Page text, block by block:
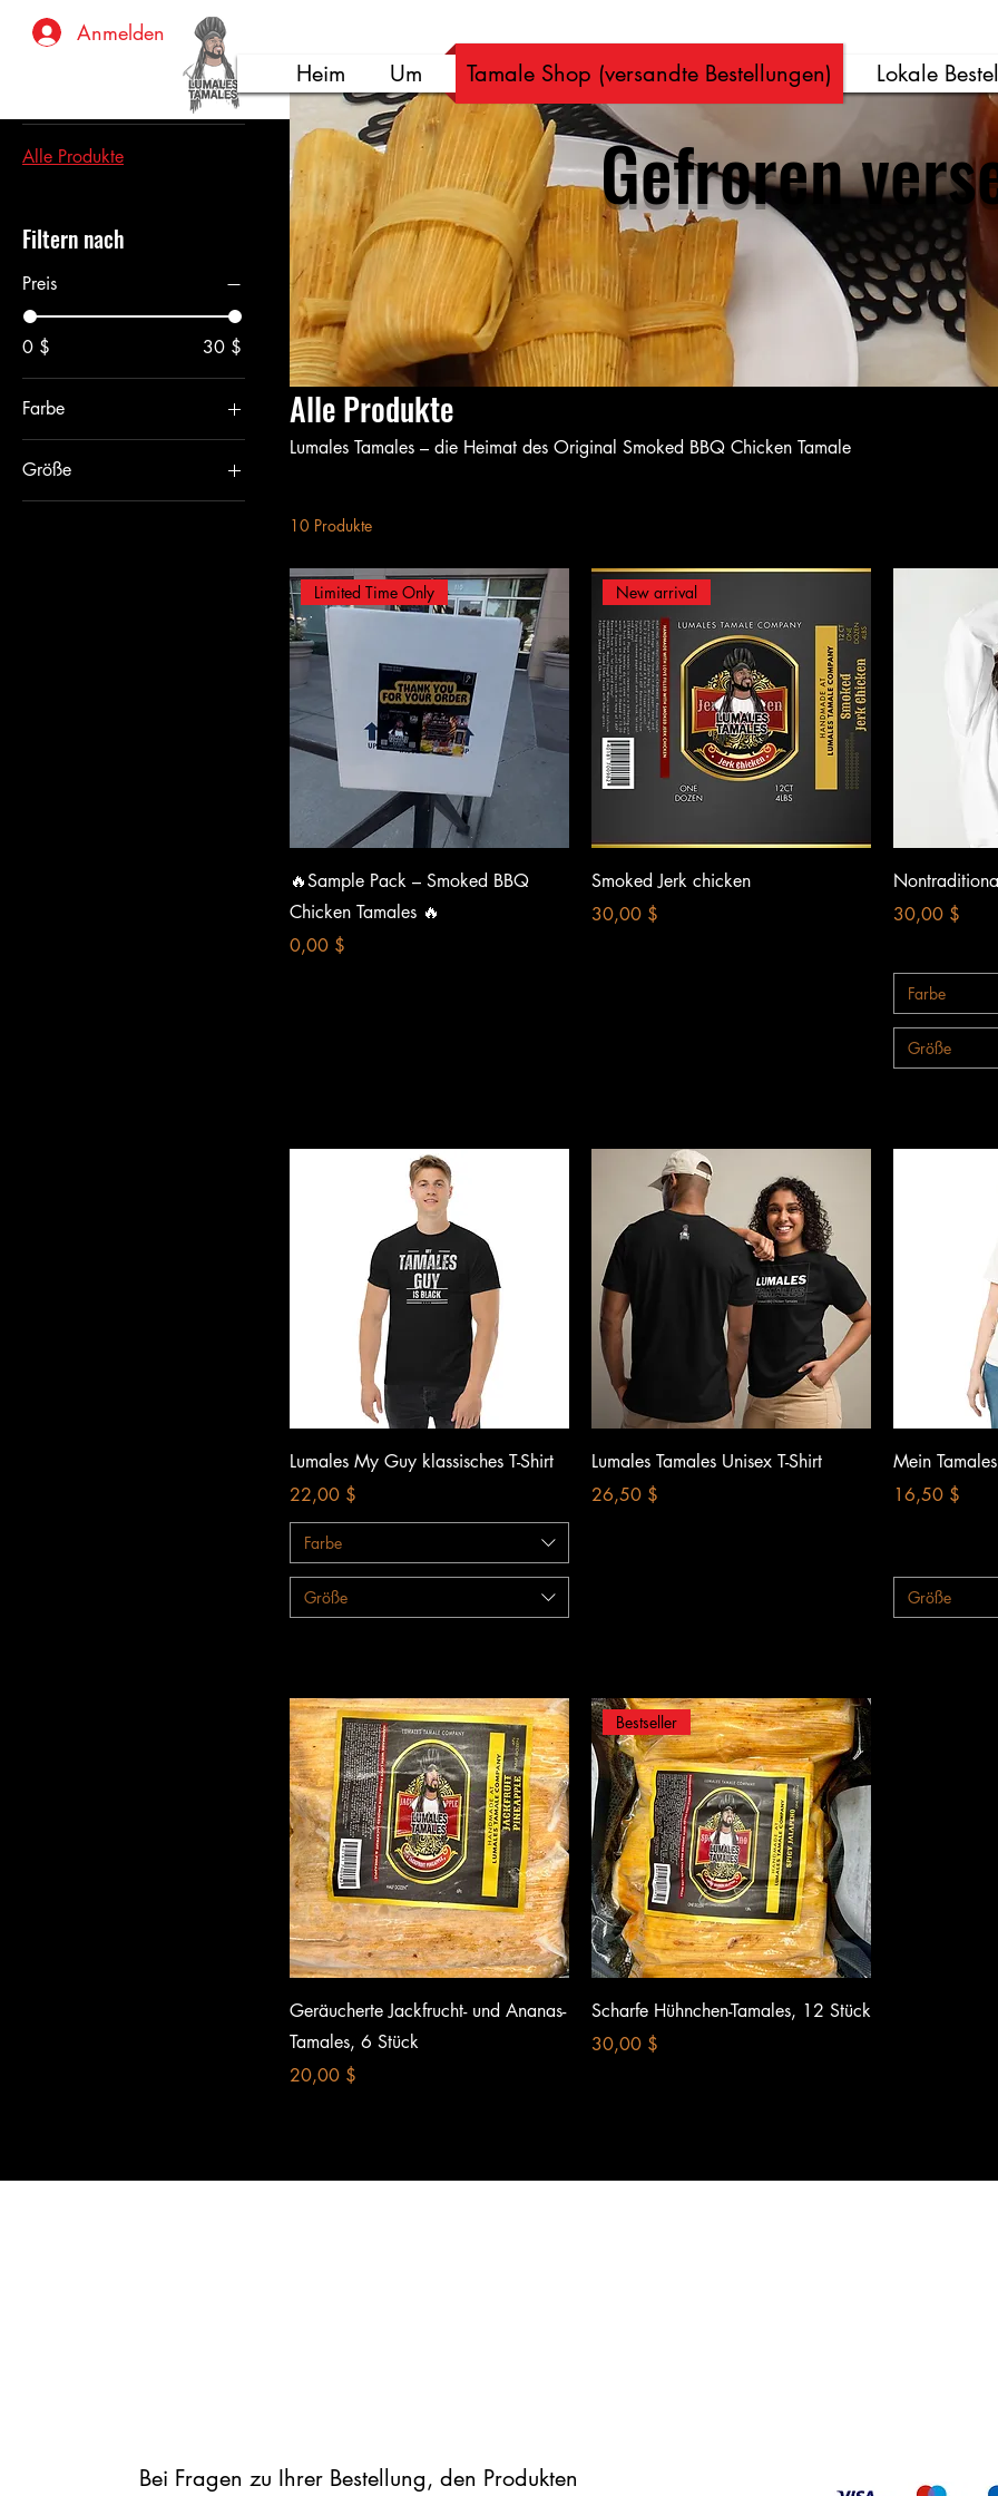
Anmelden
Punkte ansehen
Heim Um Tamale Shop (versandte Bestellungen) Lokale
Start
Alle Produkte
Filtern nach
Preis
0 $ 30 $
Farbe
Gold
Graphit Heather
Größe
2XL
Alle Produkte
Lumales Tamales – die Heimat des Original Smoked BBQ Chicken Tamale
10 Produkte
Schnellansicht
Limited Time Only
🔥Sample Pack – Smoked BBQ
Chicken Tamales 🔥
Preis
0,00 $
Schnellansicht
New arrival
Smoked Jerk chicken
Preis
30,00 $
Preis
30,00 $
Farbe
Größe
Schnellansicht
Lumales My Guy klassisches T-Shirt
Preis
22,00 $
Farbe
Größe
Schnellansicht
Lumales Tamales Unisex T-Shirt
Preis
26,50 $
Mein
Preis
16,50 $
Größe
Schnellansicht
Geräucherte Jackfrucht- und Ananas-
Tamales, 6 Stück
Preis
20,00 $
Schnellansicht
Bestseller
Scharfe Hühnchen-Tamales, 12 Stück
Preis
30,00 $
Gefroren
Bei Fragen zu Ihrer Bestellung, den Produkten